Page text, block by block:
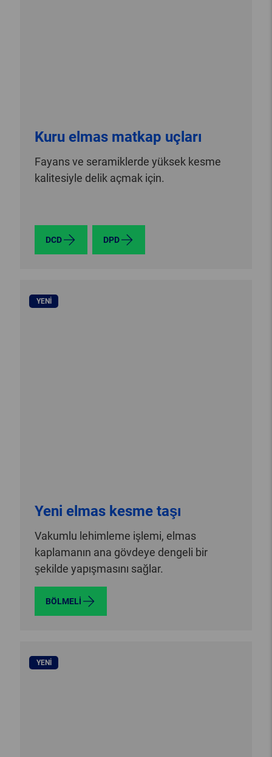
Kuru elmas matkap uçları
Fayans ve seramiklerde yüksek kesme
kalitesiyle delik açmak için.
DCD DPD
YENI
Yeni elmas kesme taşı
Vakumlu lehimleme işlemi, elmas
kaplamanın ana gövdeye dengeli bir
şekilde yapışmasını sağlar.
BÖLMELI
YENI